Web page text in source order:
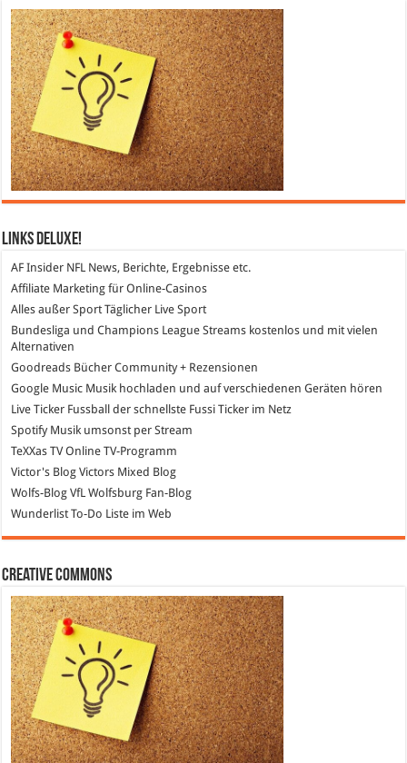
Links DeLuXe!
AF Insider NFL News, Berichte, Ergebnisse etc.
Affiliate Marketing für Online-Casinos
Alles außer Sport Täglicher Live Sport
Bundesliga und Champions League Streams kostenlos und mit vielen
Alternativen
Goodreads Bücher Community + Rezensionen
Google Music Musik hochladen und auf verschiedenen Geräten hören
Live Ticker Fussball
der schnellste Fussi Ticker im Netz
SpotifyMusik umsonst per Stream
TeXXas TVOnline TV-Programm
Victor's Blog Victors Mixed Blog
Wolfs-Blog VfL Wolfsburg Fan-Blog
Wunderlist To-Do Liste im Web
Creative Commons